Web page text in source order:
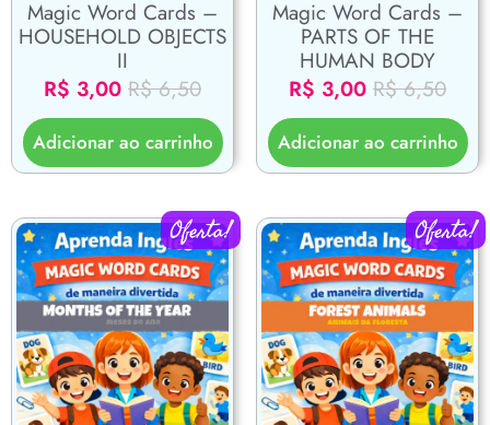
Magic Word Cards –
HOUSEHOLD OBJECTS
II
R$ 3,00 R$6,50
Adicionar ao carrinho
Magic Word Cards –
PARTS OF THE
HUMAN BODY
R$ 3,00 R$6,50
Adicionar ao carrinho
Oferta! Oferta!